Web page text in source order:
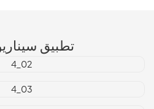
تطبيق